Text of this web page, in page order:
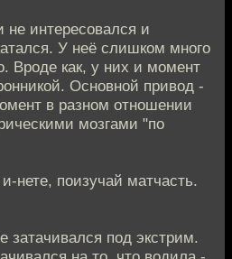
не интересовался и
У неё слишком много
Вроде как, у них и момент
Основной привод -
в разном отношении
мозгами "по
нете, поизучай матчасть.
затачивался под экстрим.